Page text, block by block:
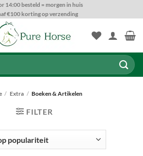
14:00 besteld = morgen in huis
€100 korting op verzending
/ Extra / Boeken & Artikelen
FILTER